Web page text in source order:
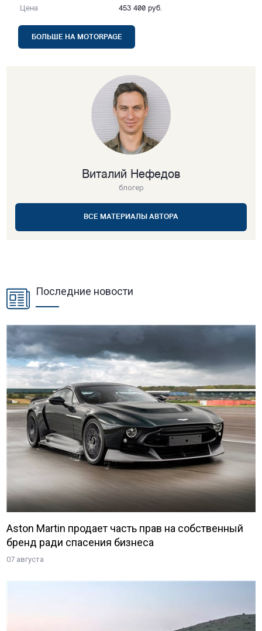
Цена 453 400 руб.
БОЛЬШЕ НА MOTORPAGE
Виталий Нефедов
блогер
ВСЕ МАТЕРИАЛЫ АВТОРА
Последние новости
Aston Martin продает часть прав на собственный
бренд ради спасения бизнеса
07 августа